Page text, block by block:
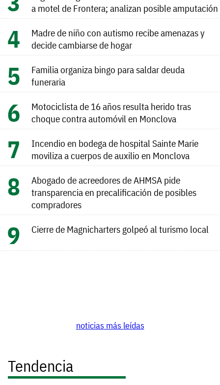
a motel de Frontera; analizan posible amputación
Madre de niño con autismo recibe amenazas y
decide cambiarse de hogar
Familia organiza bingo para saldar deuda
funeraria
Motociclista de 16 años resulta herido tras
choque contra automóvil en Monclova
Incendio en bodega de hospital Sainte Marie
moviliza a cuerpos de auxilio en Monclova
Abogado de acreedores de AHMSA pide
transparencia en precalificación de posibles
compradores
Cierre de Magnicharters golpeó al turismo local
noticias más leídas
Tendencia